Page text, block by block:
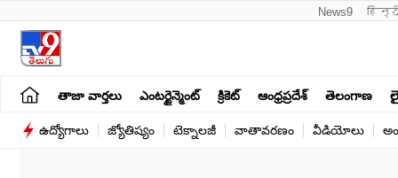
News9
తాజా వార్తలు ఎంటర్టైన్మెంట్ క్రికెట్ ఆంధ్రప్రదేశ్ తెలంగాణ
ఉద్యోగాలు జ్యోతిష్యం టెక్నాలజీ వాతావరణం వీడియోలు